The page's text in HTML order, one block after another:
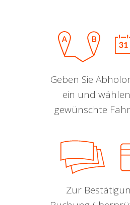
Geben Sie
ein und
gewünschte
Zur